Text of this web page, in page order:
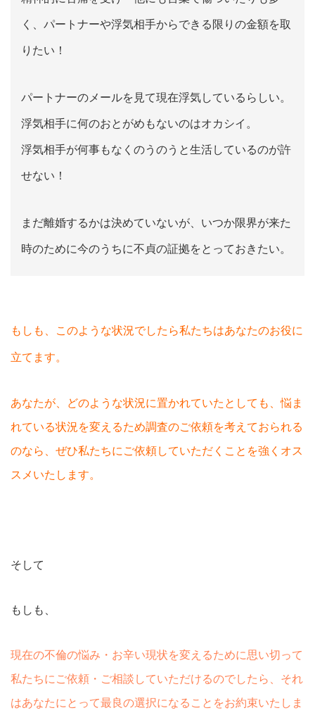
く、パートナーや浮気相手からできる限りの金額を取
りたい！
パートナーのメールを見て現在浮気しているらしい。
浮気相手に何のおとがめもないのはオカシイ。
浮気相手が何事もなくのうのうと生活しているのが許
せない！
まだ離婚するかは決めていないが、いつか限界が来た
時のために今のうちに不貞の証拠をとっておきたい。
もしも、このような状況でしたら私たちはあなたのお役に
立てます。
あなたが、どのような状況に置かれていたとしても、悩ま
れている状況を変えるため調査のご依頼を考えておられる
のなら、ぜひ私たちにご依頼していただくことを強くオス
スメいたします。
そして
もしも、
現在の不倫の悩み・お辛い現状を変えるために思い切って
私たちにご依頼・ご相談していただけるのでしたら、それ
はあなたにとって最良の選択になることをお約束いたしま